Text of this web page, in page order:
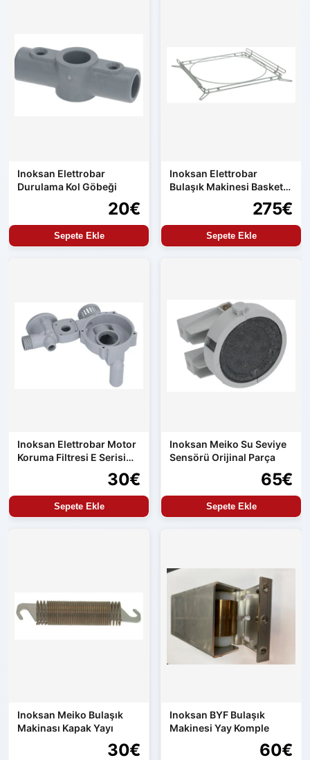
Inoksan Elettrobar
Durulama Kol Göbeği
20€
Sepete Ekle
Inoksan Elettrobar
Bulaşık Makinesi Basket
275€
Sepete Ekle
Inoksan Elettrobar Motor
Koruma Filtresi E Serisi
30€
Sepete Ekle
Inoksan Meiko Su Seviye
Sensörü Orijinal Parça
65€
Sepete Ekle
Inoksan Meiko Bulaşık
Makinası Kapak Yayı
30€
Inoksan BYF Bulaşık
Makinesi Yay Komple
60€